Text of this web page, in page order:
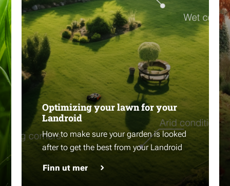
Optimizing your lawn for your
Landroid
How to make sure your garden is looked
after to get the best from your Landroid
Finn ut mer